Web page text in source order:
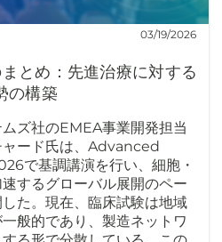
03/19/2026
とめ：先進治療に対する
の構築
ズ社のEMEA事業開発担当
ャード氏は、Advanced
で基調講演を行い、細胞・
するグローバル展開のペー
た。現在、臨床試験は地域
般的であり、製造ネットワ